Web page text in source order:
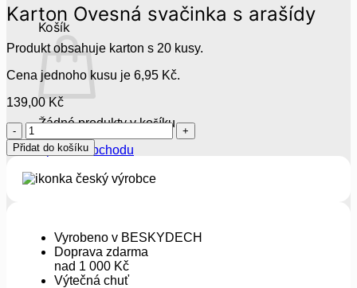
Košík
Žádné produkty v košíku.
Zpět do obchodu
Karton Ovesná svačinka s arašídy
Produkt obsahuje karton s 20 kusy.
Cena jednoho kusu je 6,95 Kč.
139,00Kč
Karton
Ovesná
svačinka
s
arašídy
Přidat do košíku
Vyrobeno v BESKYDECH
Doprava zdarma
nad 1 000 Kč
Výtečná chuť